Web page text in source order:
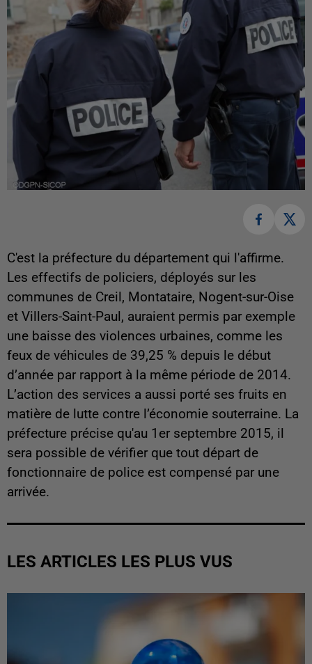
C'est la préfecture du département qui l'affirme.
Les effectifs de policiers, déployés sur les
communes de Creil, Montataire, Nogent-sur-Oise
et Villers-Saint-Paul, auraient permis par exemple
une baisse des violences urbaines, comme les
feux de véhicules de 39,25 % depuis le début
d’année par rapport à la même période de 2014.
L’action des services a aussi porté ses fruits en
matière de lutte contre l’économie souterraine. La
préfecture précise qu'au 1er septembre 2015, il
sera possible de vérifier que tout départ de
fonctionnaire de police est compensé par une
arrivée.
LES ARTICLES LES PLUS VUS